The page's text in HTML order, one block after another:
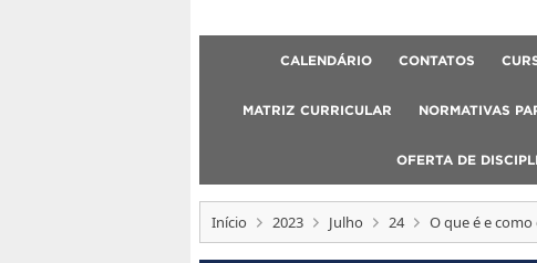
CALENDÁRIO CONTATOS
MATRIZ CURRICULAR NORMATIVAS
OFERTA DE
Início 2023 Julho 24 O que é e